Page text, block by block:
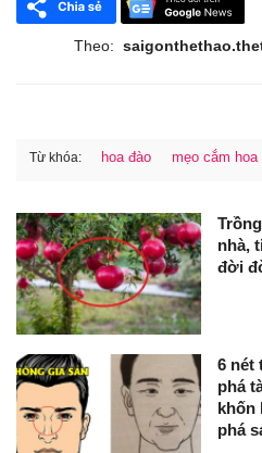
Theo:
Từ khóa: hoa đào mẹo cắm hoa
nhà,
đời
6 nét
phá
khốn
phá